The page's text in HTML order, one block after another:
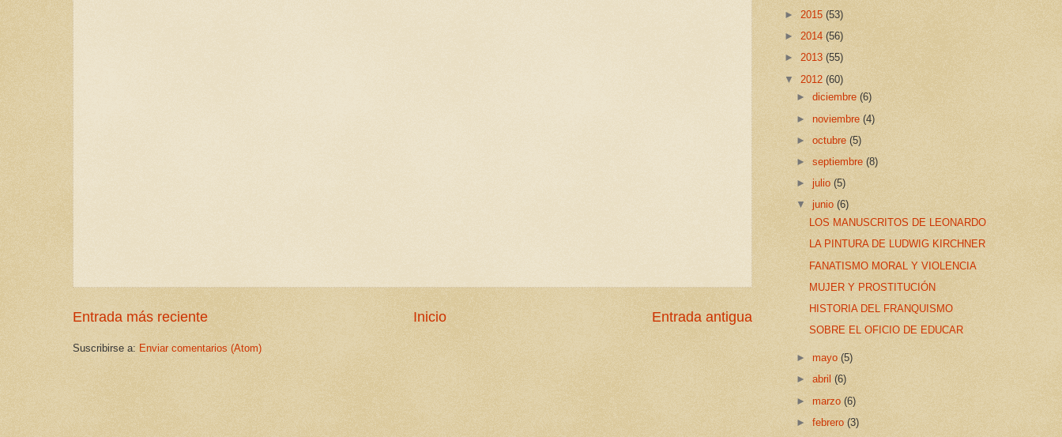
Entrada más reciente Entrada antigua
Inicio
Suscribirse a: Enviar comentarios (Atom)
► 2015 (53)
► 2014 (56)
► 2013 (55)
▼ 2012 (60)
►diciembre(6)
► noviembre(4)
►octubre(5)
►septiembre(8)
►julio(5)
▼junio(6)
LOS MANUSCRITOS DE LEONARDO
LA PINTURA DE LUDWIG KIRCHNER
FANATISMO MORAL Y VIOLENCIA
MUJER Y PROSTITUCIÓN
HISTORIA DEL FRANQUISMO
SOBRE EL OFICIO DE EDUCAR
►mayo(5)
►abril(6)
►marzo(6)
►febrero(3)